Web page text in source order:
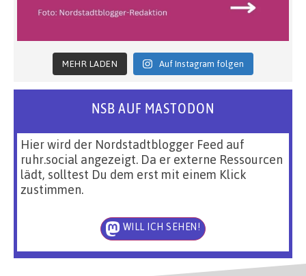
MEHR LADEN Auf Instagram folgen
NSB AUF MASTODON
Hier wird der Nordstadtblogger Feed auf
ruhr.social angezeigt. Da er externe Ressourcen
lädt, solltest Du dem erst mit einem Klick
zustimmen.
WILL ICH SEHEN!